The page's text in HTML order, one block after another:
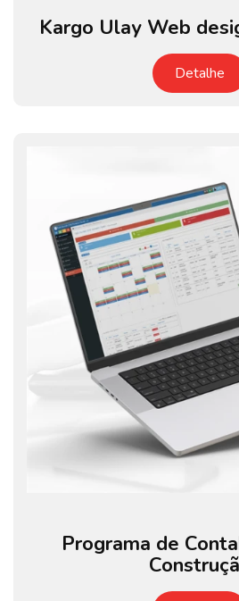
Kargo Ulay Web
Detalhe
Programa de